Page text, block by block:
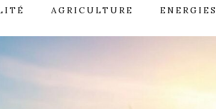
AGRICULTURE ENERGIES